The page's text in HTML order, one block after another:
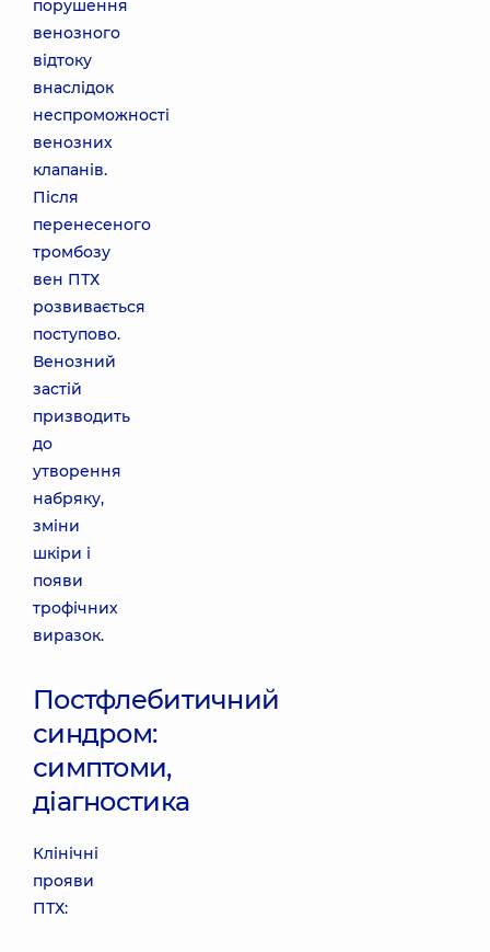
порушення
венозного
відтоку
внаслідок
неспроможності
венозних
клапанів.
Після
перенесеного
тромбозу
вен ПТХ
розвивається
поступово.
Венозний
застій
призводить
до
утворення
набряку,
зміни
шкіри і
появи
трофічних
виразок.
Постфлебитичний
синдром:
симптоми,
діагностика
Клінічні
прояви
ПТХ: